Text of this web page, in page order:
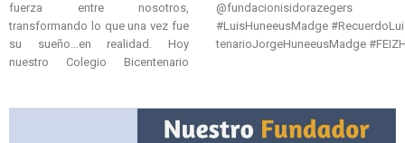
fuerza entre nosotros,
transformando lo que una vez fue
su sueño…en realidad. Hoy
nuestro Colegio Bicentenario
@fundacionisidorazegers
#LuisHuneeusMadge #RecuerdoLuisHuneeusMadge #ColegioBicentenarioJHZ #ColegioBicen
tenarioJorgeHuneeusMadge